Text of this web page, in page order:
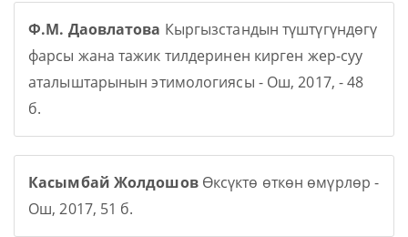
Ф.М. Даовлатова Кыргызстандын түштүгүндөгү
фарсы жана тажик тилдеринен кирген жер-суу
аталыштарынын этимологиясы - Ош, 2017, - 48
б.
Касымбай Жолдошов Өксүктө өткөн өмүрлөр -
Ош, 2017, 51 б.